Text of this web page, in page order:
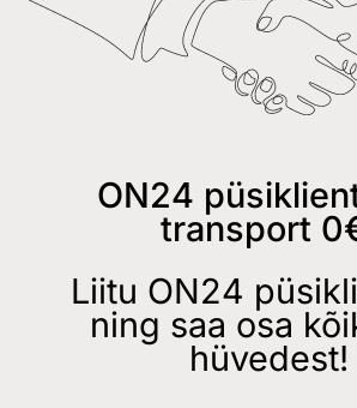
ON24
transport
Liitu ON24
ning saa osa
hüvedest!